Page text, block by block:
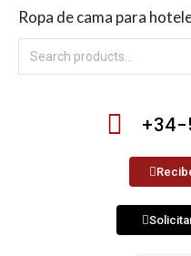
Ropa de cama para